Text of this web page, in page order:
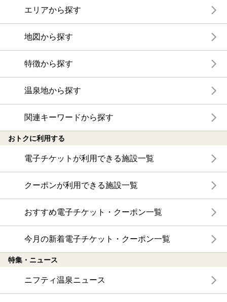
エリアから探す
地図から探す
特徴から探す
温泉地から探す
関連キーワードから探す
おトクに利用する
電子チケットが利用できる施設一覧
クーポンが利用できる施設一覧
おすすめ電子チケット・クーポン一覧
今月の新着電子チケット・クーポン一覧
特集・ニュース
ニフティ温泉ニュース